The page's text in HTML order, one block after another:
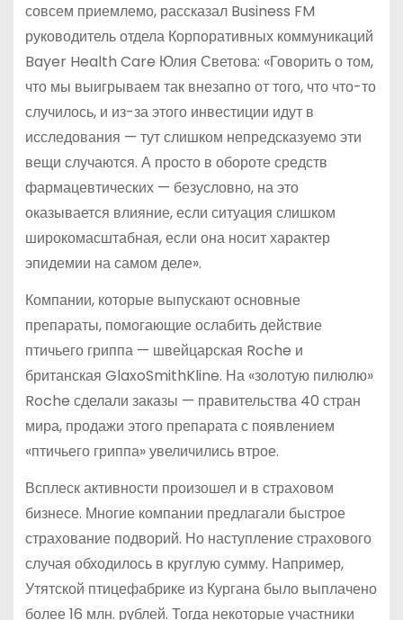
совсем приемлемо, рассказал Business FM
руководитель отдела Корпоративных коммуникаций
Bayer Health Care Юлия Светова: «Говорить о том,
что мы выигрываем так внезапно от того, что что-то
случилось, и из-за этого инвестиции идут в
исследования — тут слишком непредсказуемо эти
вещи случаются. А просто в обороте средств
фармацевтических — безусловно, на это
оказывается влияние, если ситуация слишком
широкомасштабная, если она носит характер
эпидемии на самом деле».
Компании, которые выпускают основные
препараты, помогающие ослабить действие
птичьего гриппа — швейцарская Roche и
британская GlaxoSmithKline. На «золотую пилюлю»
Roche сделали заказы — правительства 40 стран
мира, продажи этого препарата с появлением
«птичьего гриппа» увеличились втрое.
Всплеск активности произошел и в страховом
бизнесе. Многие компании предлагали быстрое
страхование подворий. Но наступление страхового
случая обходилось в круглую сумму. Например,
Утятской птицефабрике из Кургана было выплачено
более 16 млн. рублей. Тогда некоторые участники